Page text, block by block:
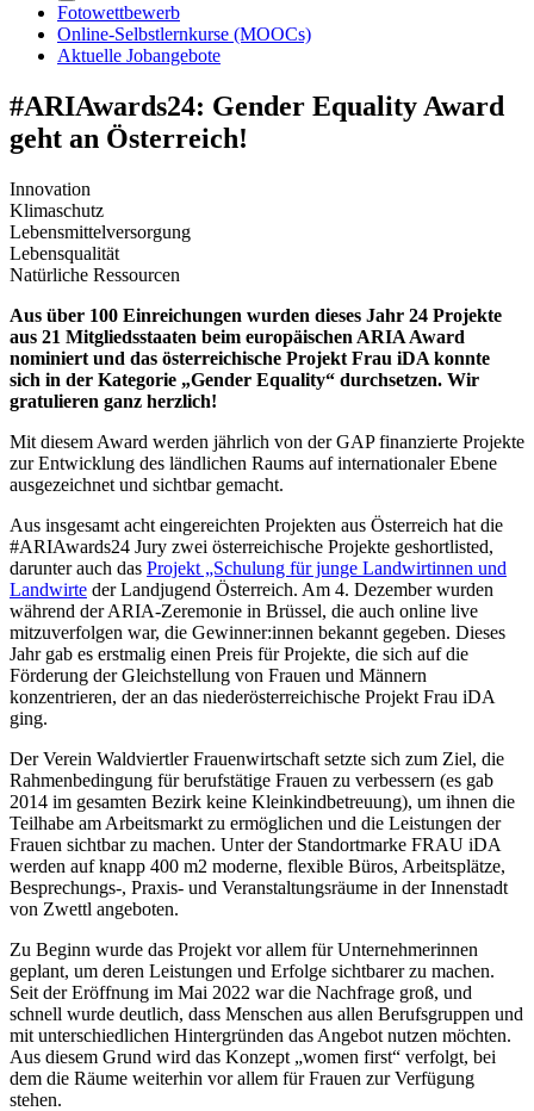
Fotowettbewerb
Online-Selbstlernkurse (MOOCs)
Aktuelle Jobangebote
#ARIAwards24: Gender Equality Award
geht an Österreich!
Innovation
Klimaschutz
Lebensmittelversorgung
Lebensqualität
Natürliche Ressourcen
Aus über 100 Einreichungen wurden dieses Jahr 24 Projekte
aus 21 Mitgliedsstaaten beim europäischen ARIA Award
nominiert und das österreichische Projekt Frau iDA konnte
sich in der Kategorie „Gender Equality“ durchsetzen. Wir
gratulieren ganz herzlich!
Mit diesem Award werden jährlich von der GAP finanzierte Projekte
zur Entwicklung des ländlichen Raums auf internationaler Ebene
ausgezeichnet und sichtbar gemacht.
Aus insgesamt acht eingereichten Projekten aus Österreich hat die
#ARIAwards24 Jury zwei österreichische Projekte geshortlisted,
darunter auch das Projekt „Schulung für junge Landwirtinnen und
Landwirte der Landjugend Österreich. Am 4. Dezember wurden
während der ARIA-Zeremonie in Brüssel, die auch online live
mitzuverfolgen war, die Gewinner:innen bekannt gegeben. Dieses
Jahr gab es erstmalig einen Preis für Projekte, die sich auf die
Förderung der Gleichstellung von Frauen und Männern
konzentrieren, der an das niederösterreichische Projekt Frau iDA
ging.
Der Verein Waldviertler Frauenwirtschaft setzte sich zum Ziel, die
Rahmenbedingung für berufstätige Frauen zu verbessern (es gab
2014 im gesamten Bezirk keine Kleinkindbetreuung), um ihnen die
Teilhabe am Arbeitsmarkt zu ermöglichen und die Leistungen der
Frauen sichtbar zu machen. Unter der Standortmarke FRAU iDA
werden auf knapp 400 m2 moderne, flexible Büros, Arbeitsplätze,
Besprechungs-, Praxis- und Veranstaltungsräume in der Innenstadt
von Zwettl angeboten.
Zu Beginn wurde das Projekt vor allem für Unternehmerinnen
geplant, um deren Leistungen und Erfolge sichtbarer zu machen.
Seit der Eröffnung im Mai 2022 war die Nachfrage groß, und
schnell wurde deutlich, dass Menschen aus allen Berufsgruppen und
mit unterschiedlichen Hintergründen das Angebot nutzen möchten.
Aus diesem Grund wird das Konzept „women first“ verfolgt, bei
dem die Räume weiterhin vor allem für Frauen zur Verfügung
stehen.